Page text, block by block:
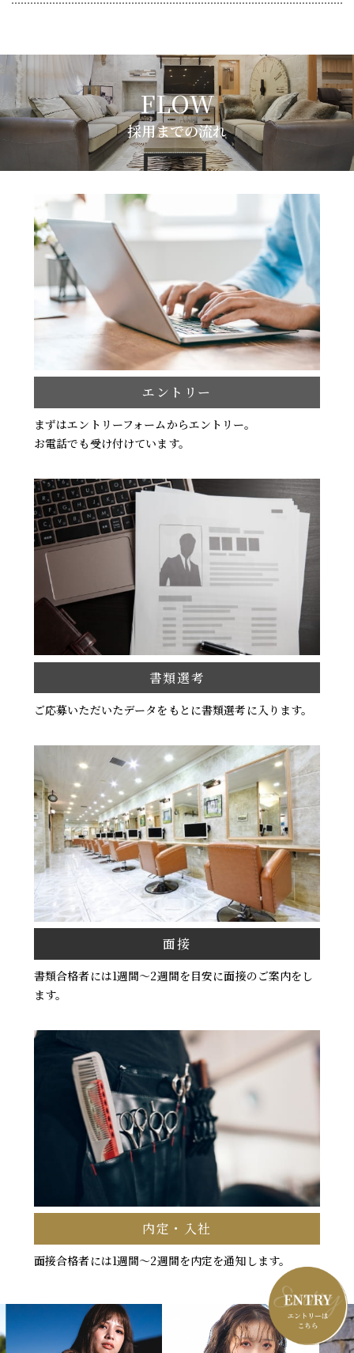
採用までの流れ
エントリー
まずはエントリーフォームからエントリー。
お電話でも受け付けています。
書類選考
ご応募いただいたデータをもとに書類選考に入ります。
面接
書類合格者には1週間～2週間を目安に面接のご案内をし
ます。
内定・入社
面接合格者には1週間～2週間を内定を通知します。